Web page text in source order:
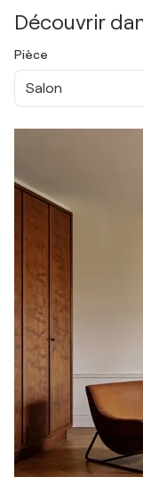
Découvrir
Pièce
Salon